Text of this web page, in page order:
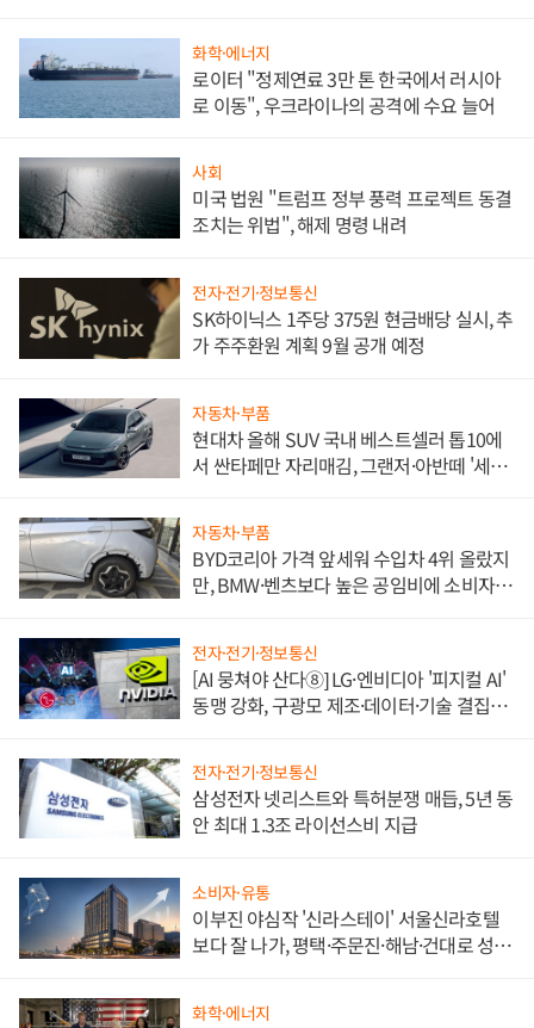
화학·에너지
로이터 "정제연료 3만 톤 한국에서 러시아
로 이동", 우크라이나의 공격에 수요 늘어
사회
미국 법원 "트럼프 정부 풍력 프로젝트 동결
조치는 위법", 해제 명령 내려
전자·전기·정보통신
SK하이닉스 1주당 375원 현금배당 실시, 추
가 주주환원 계획 9월 공개 예정
자동차·부품
현대차 올해 SUV 국내 베스트셀러 톱10에
서 싼타페만 자리매김, 그랜저·아반떼 '세단
자동차·부품
BYD코리아 가격 앞세워 수입차 4위 올랐지
만, BMW·벤츠보다 높은 공임비에 소비자
전자·전기·정보통신
[AI 뭉쳐야 산다⑧] LG·엔비디아 '피지컬 AI'
동맹 강화, 구광모 제조·데이터·기술 결집
전자·전기·정보통신
삼성전자 넷리스트와 특허분쟁 매듭, 5년 동
안 최대 1.3조 라이선스비 지급
소비자·유통
이부진 야심작 '신라스테이' 서울신라호텔
보다 잘 나가, 평택·주문진·해남·건대로 성
화학·에너지